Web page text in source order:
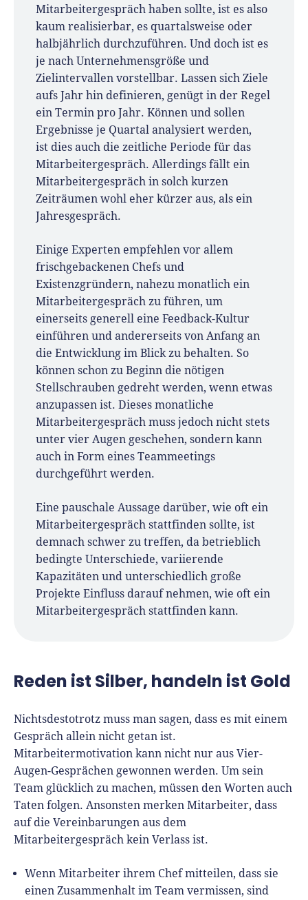
Mitarbeitergespräch haben sollte, ist es also
kaum realisierbar, es quartalsweise oder
halbjährlich durchzuführen. Und doch ist es
je nach Unternehmensgröße und
Zielintervallen vorstellbar. Lassen sich Ziele
aufs Jahr hin definieren, genügt in der Regel
ein Termin pro Jahr. Können und sollen
Ergebnisse je Quartal analysiert werden,
ist dies auch die zeitliche Periode für das
Mitarbeitergespräch. Allerdings fällt ein
Mitarbeitergespräch in solch kurzen
Zeiträumen wohl eher kürzer aus, als ein
Jahresgespräch.
Einige Experten empfehlen vor allem
frischgebackenen Chefs und
Existenzgründern, nahezu monatlich ein
Mitarbeitergespräch zu führen, um
einerseits generell eine Feedback-Kultur
einführen und andererseits von Anfang an
die Entwicklung im Blick zu behalten. So
können schon zu Beginn die nötigen
Stellschrauben gedreht werden, wenn etwas
anzupassen ist. Dieses monatliche
Mitarbeitergespräch muss jedoch nicht stets
unter vier Augen geschehen, sondern kann
auch in Form eines Teammeetings
durchgeführt werden.
Eine pauschale Aussage darüber, wie oft ein
Mitarbeitergespräch stattfinden sollte, ist
demnach schwer zu treffen, da betrieblich
bedingte Unterschiede, variierende
Kapazitäten und unterschiedlich große
Projekte Einfluss darauf nehmen, wie oft ein
Mitarbeitergespräch stattfinden kann.
Reden ist Silber, handeln ist Gold
Nichtsdestotrotz muss man sagen, dass es mit einem
Gespräch allein nicht getan ist.
Mitarbeitermotivation kann nicht nur aus Vier-
Augen-Gesprächen gewonnen werden. Um sein
Team glücklich zu machen, müssen den Worten auch
Taten folgen. Ansonsten merken Mitarbeiter, dass
auf die Vereinbarungen aus dem
Mitarbeitergespräch kein Verlass ist.
Wenn Mitarbeiter ihrem Chef mitteilen, dass sie
einen Zusammenhalt im Team vermissen, sind